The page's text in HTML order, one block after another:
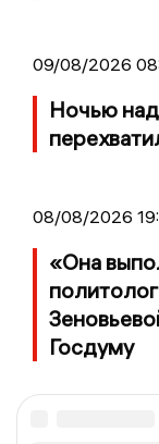
09/08/2026
Ночью
08/08/2026
«Она
Госдуму